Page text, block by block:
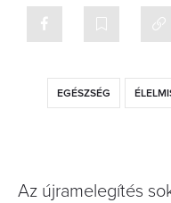
EGÉSZSÉG
Az újramelegítés